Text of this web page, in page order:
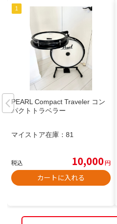
PEARL Compact Traveler コン
パクトトラベラー
マイストア在庫： 81
税込 10,000円
カートに入れる